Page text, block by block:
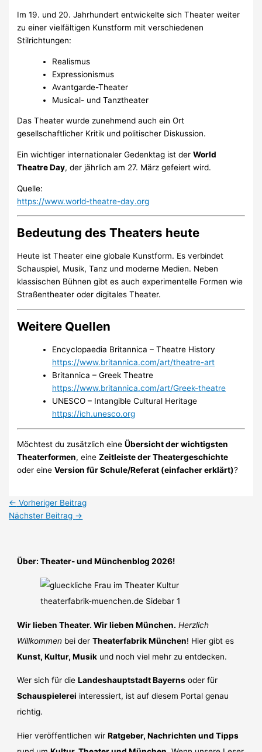
Im 19. und 20. Jahrhundert entwickelte sich Theater weiter
zu einer vielfältigen Kunstform mit verschiedenen
Stilrichtungen:
Realismus
Expressionismus
Avantgarde-Theater
Musical- und Tanztheater
Das Theater wurde zunehmend auch ein Ort
gesellschaftlicher Kritik und politischer Diskussion.
Ein wichtiger internationaler Gedenktag ist derWorld
Theatre Day, der jährlich am 27. März gefeiert wird.
Quelle:
https://www.world-theatre-day.org
Bedeutung des Theaters heute
Heute ist Theater eine globale Kunstform. Es verbindet
Schauspiel, Musik, Tanz und moderne Medien. Neben
klassischen Bühnen gibt es auch experimentelle Formen wie
Straßentheater oder digitales Theater.
Weitere Quellen
Encyclopaedia Britannica – Theatre History
https://www.britannica.com/art/theatre-art
Britannica – Greek Theatre
https://www.britannica.com/art/Greek-theatre
UNESCO – Intangible Cultural Heritage
https://ich.unesco.org
Möchtest du zusätzlich eineÜbersicht der wichtigsten
Theaterformen, eineZeitleiste der Theatergeschichte
oder eineVersion für Schule/Referat (einfacher erklärt)?
← Vorheriger Beitrag
Nächster Beitrag →
Über: Theater- und Münchenblog 2026!
Wir lieben Theater. Wir lieben München. Herzlich
Willkommen bei derTheaterfabrik München! Hier gibt es
Kunst, Kultur, Musik und noch viel mehr zu entdecken.
Wer sich für dieLandeshauptstadt Bayerns oder für
Schauspielerei interessiert, ist auf diesem Portal genau
richtig.
Hier veröffentlichen wirRatgeber, Nachrichten und Tipps